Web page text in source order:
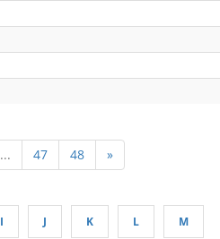
... 47 48 »
I J K L M